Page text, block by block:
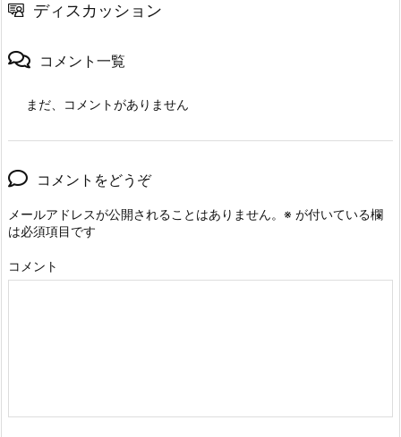
ディスカッション
コメント一覧
まだ、コメントがありません
コメントをどうぞ
メールアドレスが公開されることはありません。 ※ が付いている欄
は必須項目です
コメント